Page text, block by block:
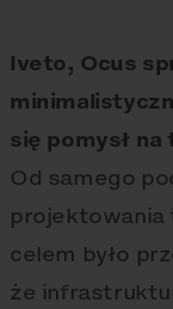
Iveto, Ocus
się pomysł
Od samego
projektowania
celem było
że